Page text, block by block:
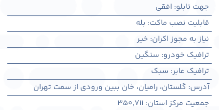
جهت تابلو: افقی
قابلیت نصب ماکت: بله
نیاز به مجوز اکران: خیر
ترافیک خودرو: سنگین
ترافیک عابر: سبک
آدرس: گلستان، راميان، خان ببین ورودی از سمت تهران
جمعیت مرکز استان:
350,711